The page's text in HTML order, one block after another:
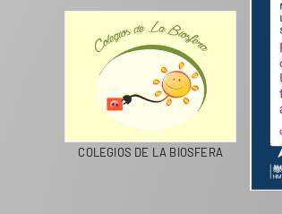
COLEGIOS DE LA BIOSFERA